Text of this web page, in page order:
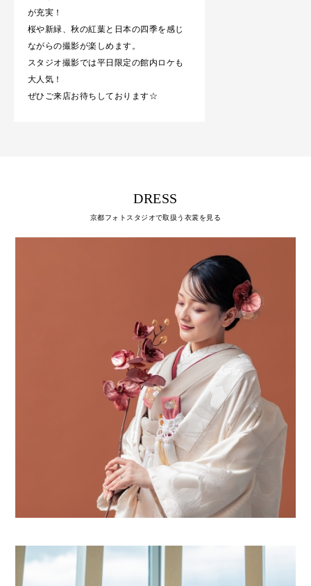
が充実！
桜や新緑、秋の紅葉と日本の四季を感じ
ながらの撮影が楽しめます。
スタジオ撮影では平日限定の館内ロケも
大人気！
ぜひご来店お待ちしております☆
DRESS
京都フォトスタジオで取扱う衣裳を見る